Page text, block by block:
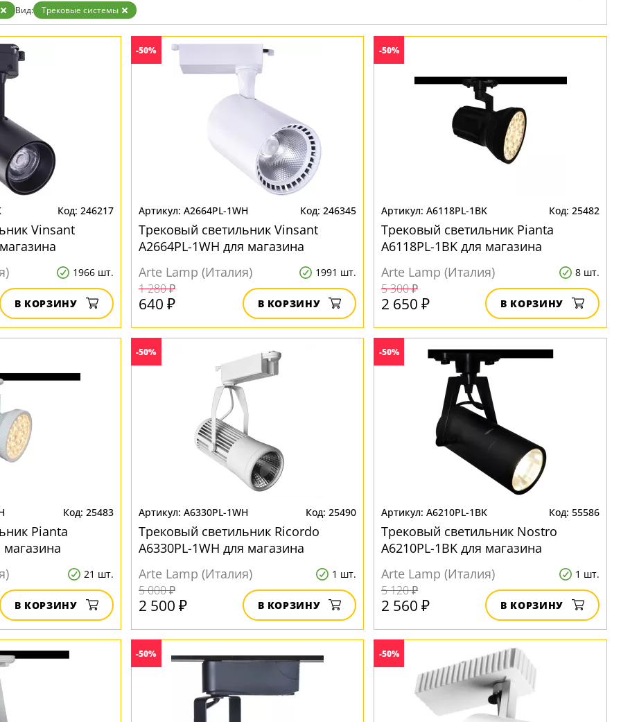
Бронза
Золото
Прозрачные
Вид: Трековые системы
246217
Vinsant
1966 шт.
В КОРЗИНУ
-50%
A2664PL-1WH 246345
Трековый светильник Vinsant
A2664PL-1WH для магазина
Arte Lamp (Италия)
1991 шт.
1 280 ₽
640 ₽ В КОРЗИНУ
-50%
A6118PL-1BK 25482
Трековый светильник Pianta
A6118PL-1BK для магазина
Arte Lamp (Италия)
8 шт.
5 300 ₽
2 650 ₽ В КОРЗИНУ
25483
Pianta
магазина
21 шт.
В КОРЗИНУ
-50%
A6330PL-1WH 25490
Трековый светильник Ricordo
A6330PL-1WH для магазина
Arte Lamp (Италия)
1 шт.
5 000 ₽
2 500 ₽ В КОРЗИНУ
-50%
A6210PL-1BK 55586
Трековый светильник Nostro
A6210PL-1BK для магазина
Arte Lamp (Италия)
1 шт.
5 120 ₽
2 560 ₽ В КОРЗИНУ
-50% -50%